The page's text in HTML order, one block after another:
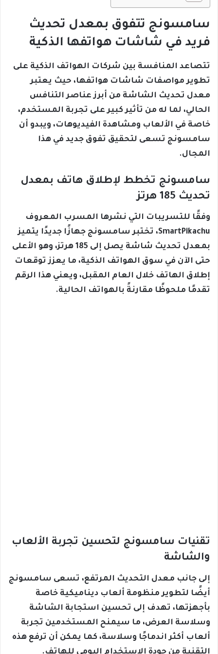
سامسونج تتفوق بمعدل تحديث
فريد في شاشات هواتفها الذكية
تتصاعد المنافسة بين شركات الهواتف الذكية على
تطوير مواصفات شاشات هواتفها، حيث يعتبر
معدل تحديث الشاشة من أبرز عناصر التنافس
الحالي، لما له من تأثير كبير على تجربة المستخدم،
خاصة في الألعاب ومشاهدة الفيديوهات، ويبدو أن
سامسونج تسعى لتحقيق تفوق جديد في هذا
المجال.
سامسونج تخطط لإطلاق هاتف بمعدل
تحديث 185 هرتز
وفقًا للتسريبات التي نشرها المسرب المعروف
SmartPikachu، تختبر سامسونج جهازًا جديدًا يتميز
بمعدل تحديث شاشة يصل إلى 185 هرتز، وهو الأعلى
حتى الآن في سوق الهواتف الذكية، ما يعزز توقعات
إطلاق الهاتف خلال العام المقبل، ويعني هذا الرقم
تقدمًا ملحوظًا مقارنةً بالهواتف الحالية.
تقنيات سامسونج لتحسين تجربة الألعاب
والشاشة
إلى جانب معدل التحديث المرتفع، تسعى سامسونج
أيضًا لتطوير منظومة ألعاب ديناميكية خاصة
بأجهزتها، تهدف إلى تحسين استجابة الشاشة
وسلاسة العرض، ما سيمنح المستخدمين تجربة
ألعاب أكثر اندماجًا وسلاسة، كما يمكن أن ترفع هذه
التقنية من جودة الاستخدام اليومي للهاتف.